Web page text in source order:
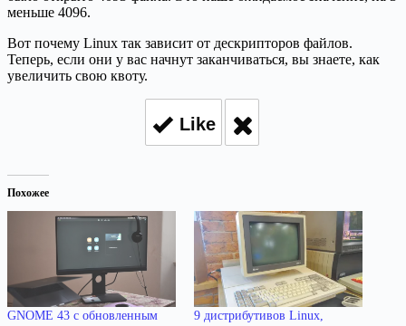
меньше 4096.
Вот почему Linux так зависит от дескрипторов файлов.
Теперь, если они у вас начнут заканчиваться, вы знаете, как
увеличить свою квоту.
Like
Похожее
GNOME 43 с обновленным
9 дистрибутивов Linux,